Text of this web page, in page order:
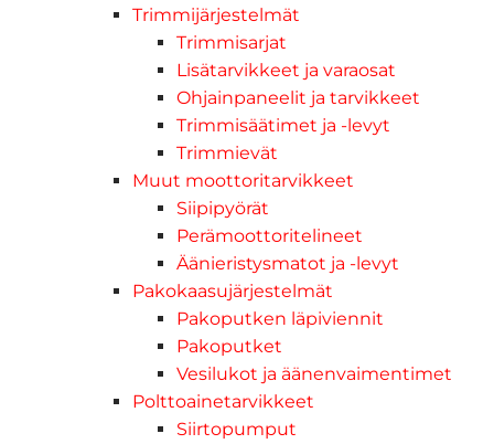
Trimmijärjestelmät
Trimmisarjat
Lisätarvikkeet ja varaosat
Ohjainpaneelit ja tarvikkeet
Trimmisäätimet ja -levyt
Trimmievät
Muut moottoritarvikkeet
Siipipyörät
Perämoottoritelineet
Äänieristysmatot ja -levyt
Pakokaasujärjestelmät
Pakoputken läpiviennit
Pakoputket
Vesilukot ja äänenvaimentimet
Polttoainetarvikkeet
Siirtopumput